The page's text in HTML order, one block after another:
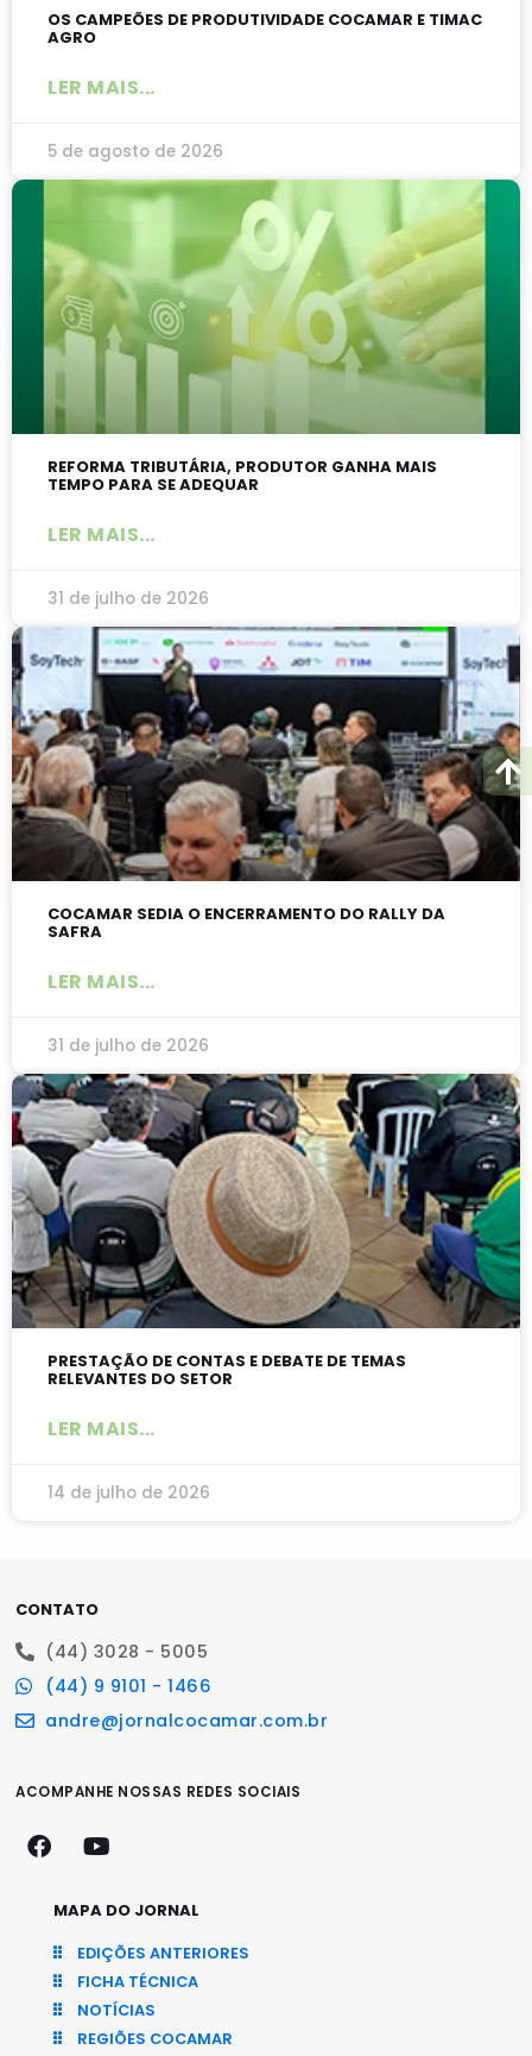
OS CAMPEÕES DE PRODUTIVIDADE COCAMAR E TIMAC
AGRO
LER MAIS...
5 de agosto de 2026
REFORMA TRIBUTÁRIA, PRODUTOR GANHA MAIS
TEMPO PARA SE ADEQUAR
LER MAIS...
31 de julho de 2026
COCAMAR SEDIA O ENCERRAMENTO DO RALLY DA
SAFRA
LER MAIS...
31 de julho de 2026
PRESTAÇÃO DE CONTAS E DEBATE DE TEMAS
RELEVANTES DO SETOR
LER MAIS...
14 de julho de 2026
CONTATO
(44) 3028 - 5005
(44) 9 9101 - 1466
andre@jornalcocamar.com.br
ACOMPANHE NOSSAS REDES SOCIAIS
MAPA DO JORNAL
EDIÇÕES ANTERIORES
FICHA TÉCNICA
NOTÍCIAS
REGIÕES COCAMAR